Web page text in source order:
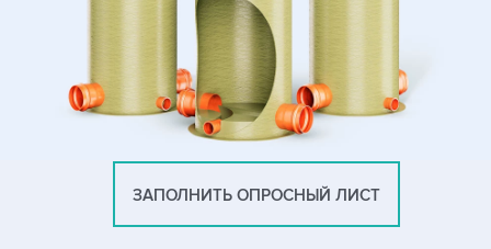
ЗАПОЛНИТЬ ОПРОСНЫЙ ЛИСТ